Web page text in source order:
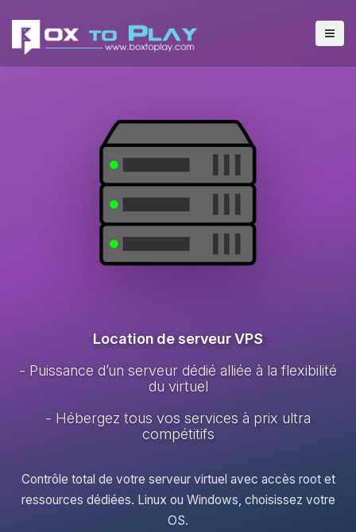
Location de serveur VPS
- Puissance d’un serveur dédié alliée à la flexibilité
du virtuel
- Hébergez tous vos services à prix ultra
compétitifs
Contrôle total de votre serveur virtuel avec accès root et
ressources dédiées. Linux ou Windows, choisissez votre
OS.